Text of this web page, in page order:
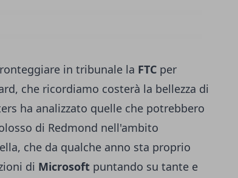
in tribunale la FTC per
che ricordiamo costerà la bellezza di
ha analizzato quelle che potrebbero
di Redmond nell'ambito
che da qualche anno sta proprio
di Microsoft puntando su tante e